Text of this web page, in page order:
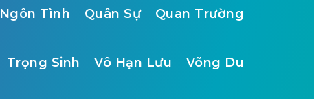
Ngôn Tình Quân Sự Quan Trường
Trọng Sinh Vô Hạn Lưu Võng Du